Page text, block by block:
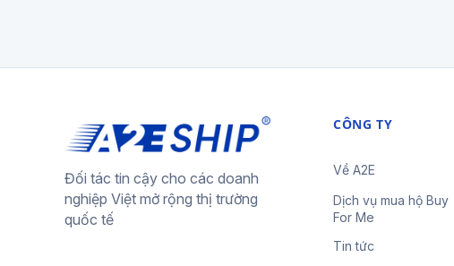
Đối tác tin cậy cho các doanh
nghiệp Việt mở rộng thị trường
quốc tế
CÔNG TY
Về A2E
Dịch vụ mua hộ Buy
For Me
Tin tức